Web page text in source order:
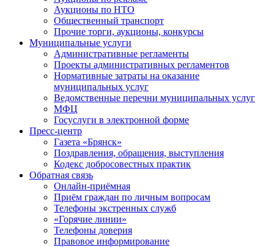
Аукционы по НТО
Общественный транспорт
Прочие торги, аукционы, конкурсы
Муниципальные услуги
Административные регламенты
Проекты административных регламентов
Нормативные затраты на оказание
муниципальных услуг
Ведомственные перечни муниципальных услуг
МФЦ
Госуслуги в электронной форме
Пресс-центр
Газета «Брянск»
Поздравления, обращения, выступления
Кодекс добросовестных практик
Обратная связь
Онлайн-приёмная
Приём граждан по личным вопросам
Телефоны экстренных служб
«Горячие линии»
Телефоны доверия
Правовое информирование